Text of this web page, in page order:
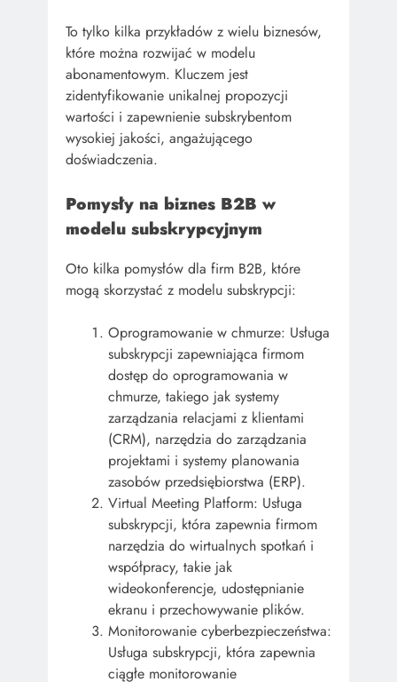
To tylko kilka przykładów z wielu biznesów,
które można rozwijać w modelu
abonamentowym. Kluczem jest
zidentyfikowanie unikalnej propozycji
wartości i zapewnienie subskrybentom
wysokiej jakości, angażującego
doświadczenia.
Pomysły na biznes B2B w
modelu subskrypcyjnym
Oto kilka pomysłów dla firm B2B, które
mogą skorzystać z modelu subskrypcji:
Oprogramowanie w chmurze: Usługa
subskrypcji zapewniająca firmom
dostęp do oprogramowania w
chmurze, takiego jak systemy
zarządzania relacjami z klientami
(CRM), narzędzia do zarządzania
projektami i systemy planowania
zasobów przedsiębiorstwa (ERP).
Virtual Meeting Platform: Usługa
subskrypcji, która zapewnia firmom
narzędzia do wirtualnych spotkań i
współpracy, takie jak
wideokonferencje, udostępnianie
ekranu i przechowywanie plików.
Monitorowanie cyberbezpieczeństwa:
Usługa subskrypcji, która zapewnia
ciągłe monitorowanie